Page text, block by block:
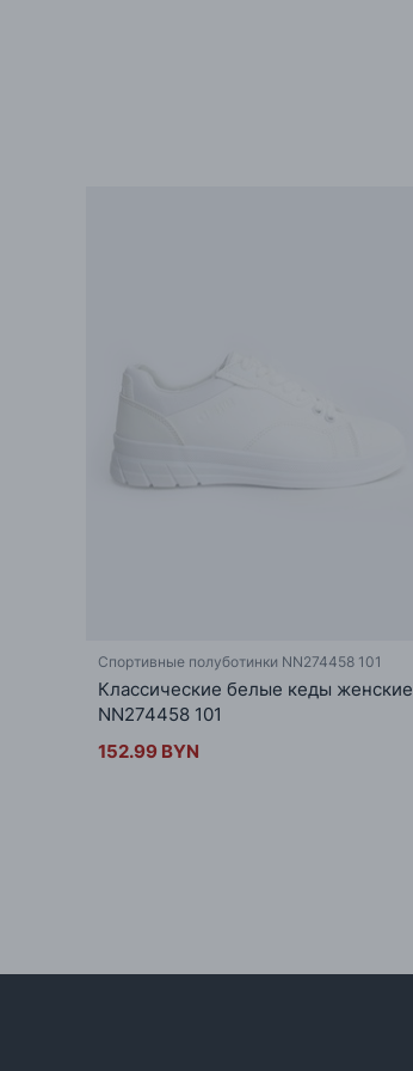
Спортивные полуботинки NN274458 101
Классические белые кеды женские
NN274458 101
152.99 BYN